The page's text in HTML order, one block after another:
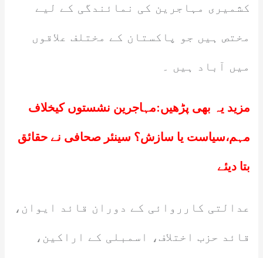
کشمیری مہاجرین کی نمائندگی کے لیے
مختص ہیں جو پاکستان کے مختلف علاقوں
میں آباد ہیں ۔
مزید یہ بھی پڑھیں:مہاجرین نشستوں کیخلاف
مہم،سیاست یا سازش؟ سینئر صحافی نے حقائق
بتا دیئے
عدالتی کارروائی کے دوران قائد ایوان،
قائد حزب اختلاف، اسمبلی کے اراکین،